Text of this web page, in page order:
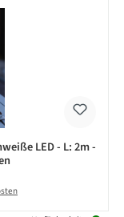
LED - L: 2m -